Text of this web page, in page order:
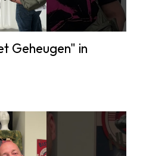
Geheugen" in